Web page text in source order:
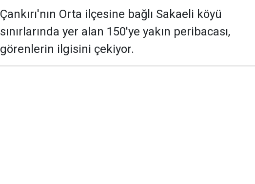
Çankırı'nın Orta ilçesine bağlı Sakaeli köyü
sınırlarında yer alan 150'ye yakın peribacası,
görenlerin ilgisini çekiyor.